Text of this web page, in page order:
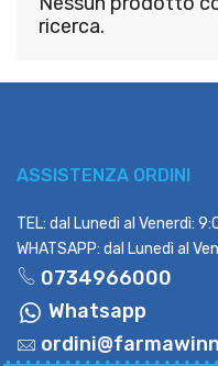
ricerca.
ASSISTENZA ORDINI
TEL: dal Lunedì al Venerdì:
WHATSAPP: dal Lunedì al
0734966000
Whatsapp